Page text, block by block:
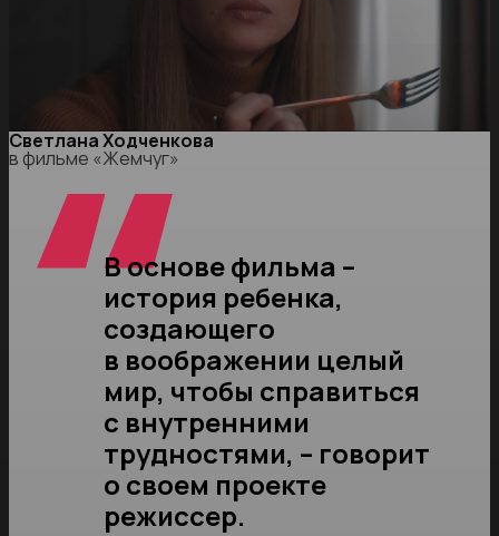
Светлана Ходченкова
в фильме «Жемчуг»
В основе фильма –
история ребенка,
создающего
в воображении целый
мир, чтобы справиться
с внутренними
трудностями, – говорит
о своем проекте
режиссер.